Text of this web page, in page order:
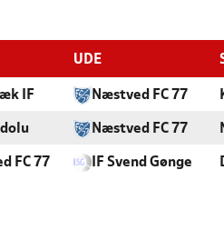
UDE
IF Næstved FC 77
Næstved FC 77
FC 77 IF Svend Gønge